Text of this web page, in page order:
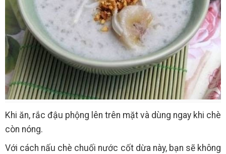
Khi ăn, rắc đậu phộng lên trên mặt và dùng ngay khi chè
còn nóng.
Với cách nấu chè chuối nước cốt dừa này, bạn sẽ không